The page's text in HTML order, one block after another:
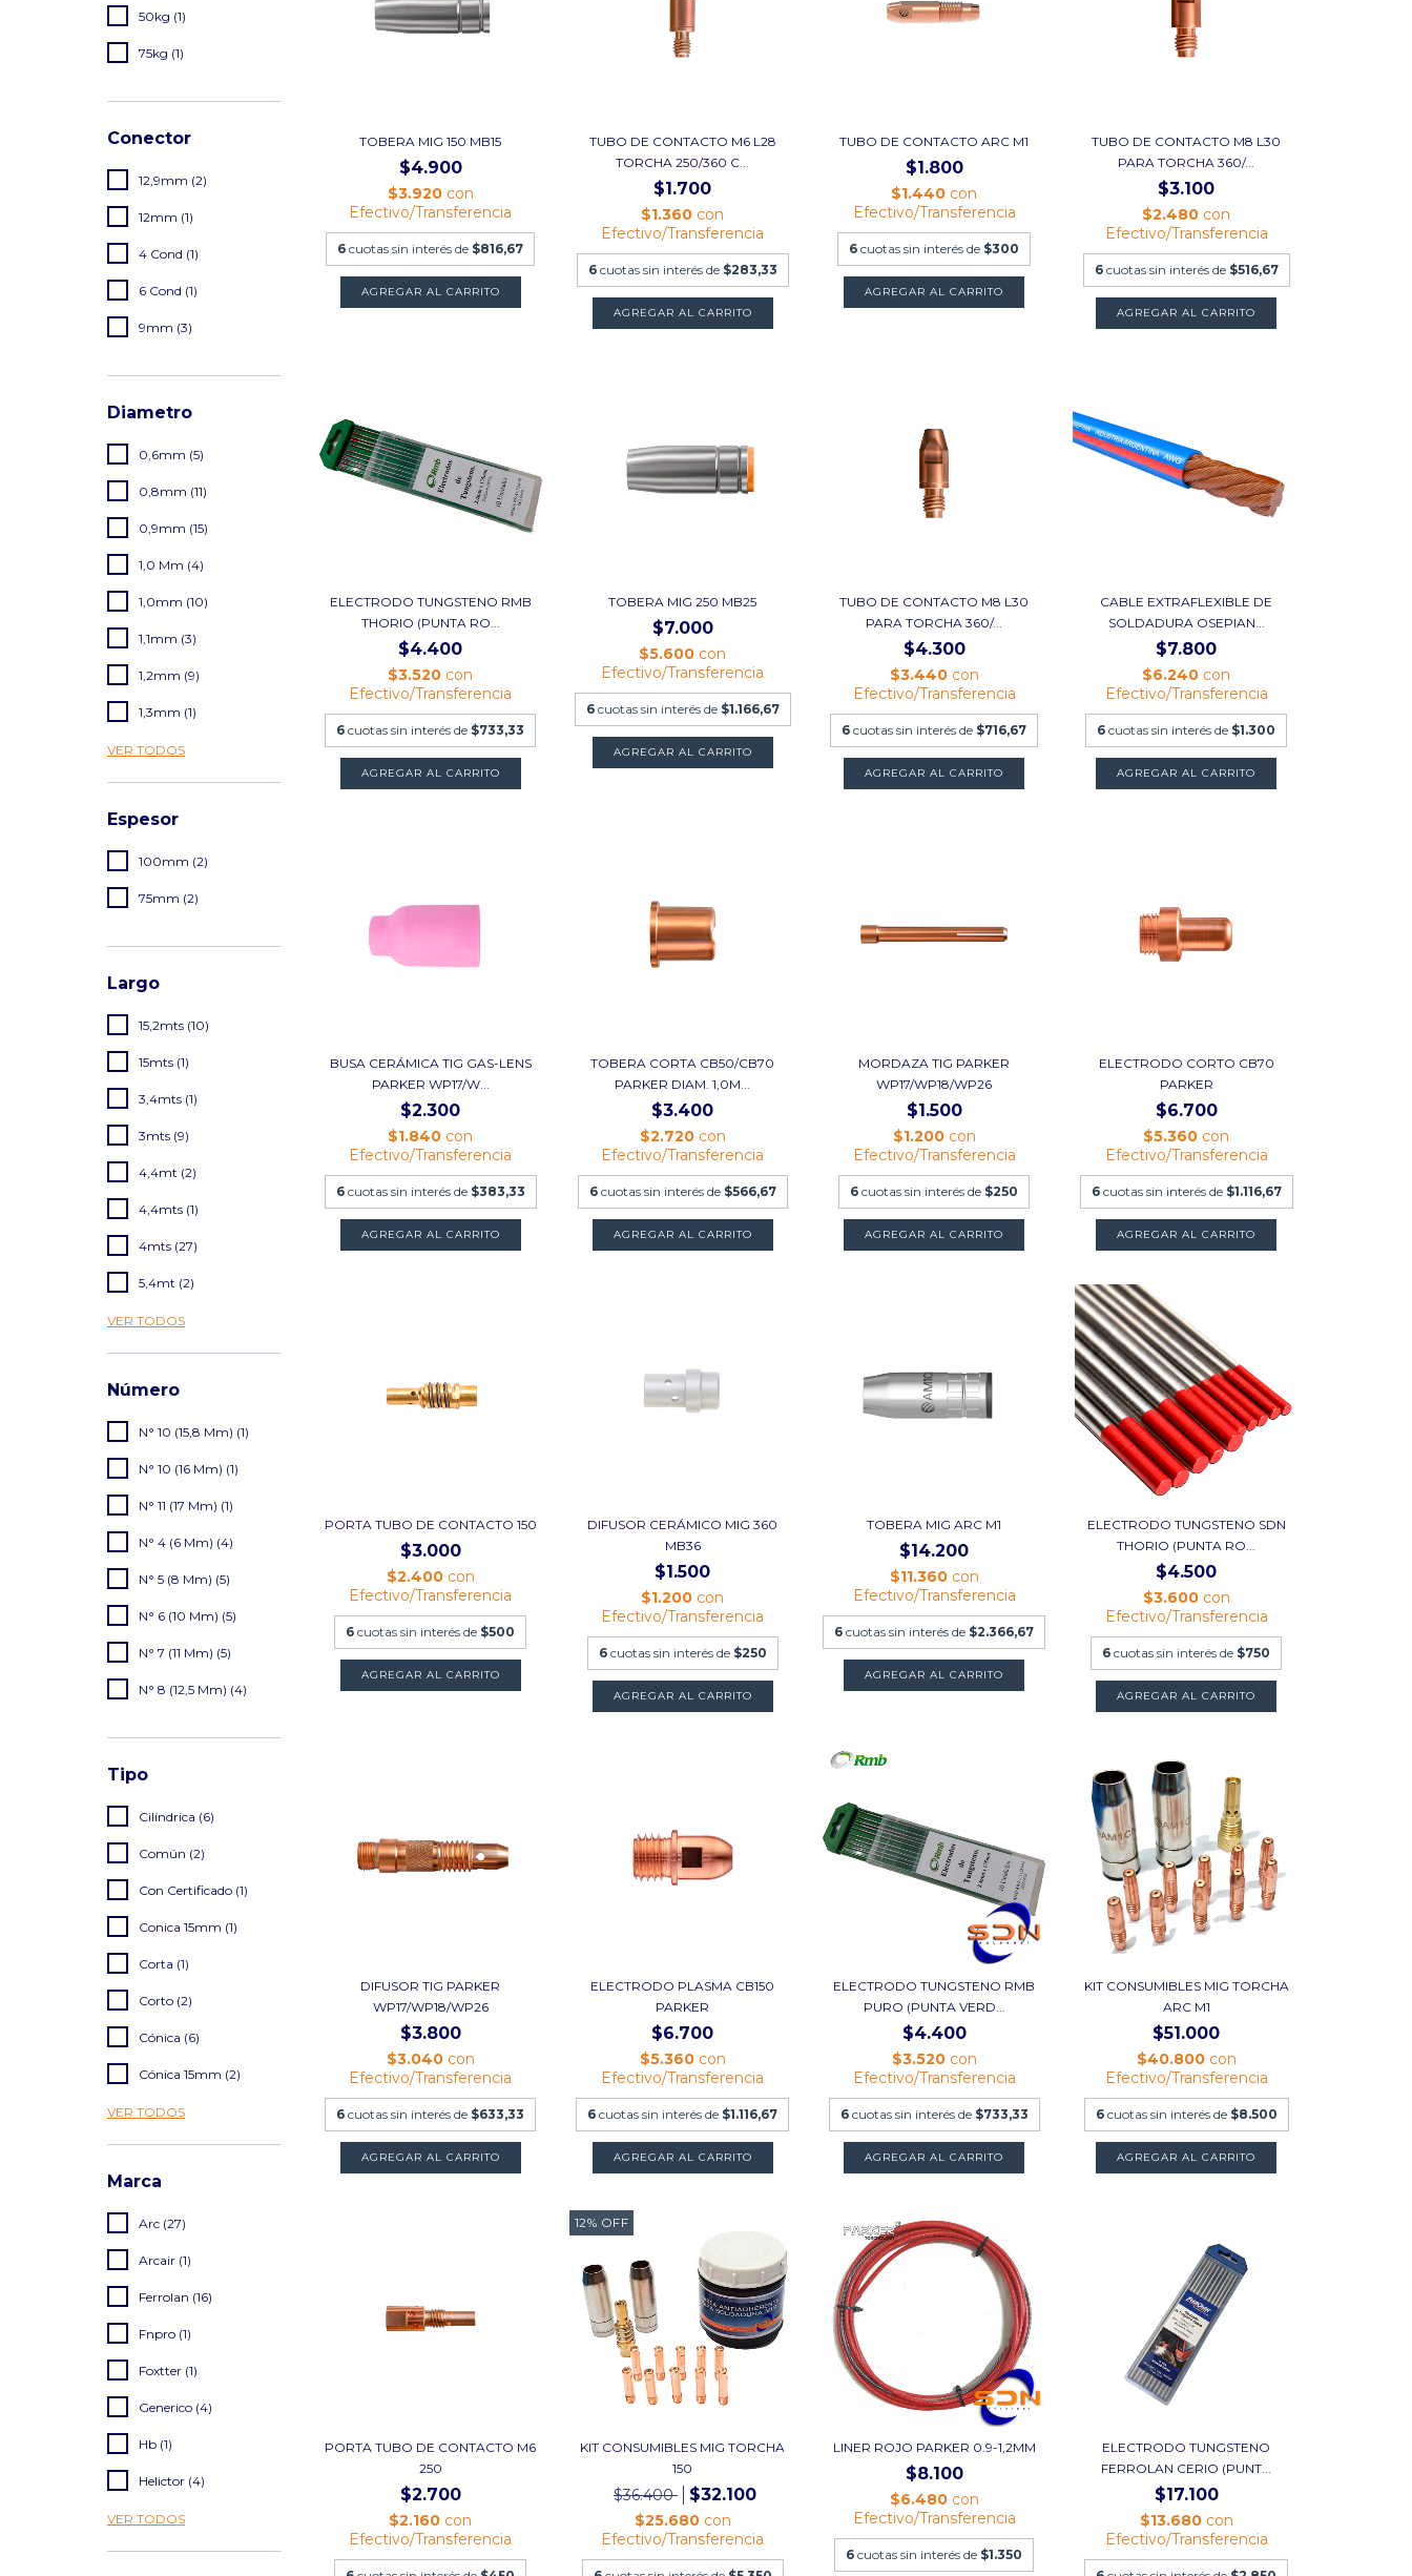
50kg (1)
75kg (1)
Conector
12,9mm (2)
12mm (1)
4 Cond (1)
6 Cond (1)
9mm (3)
Diametro
0,6mm (5)
0,8mm (11)
0,9mm (15)
1,0 Mm (4)
1,0mm (10)
1,1mm (3)
1,2mm (9)
1,3mm (1)
VER TODOS
Espesor
100mm (2)
75mm (2)
Largo
15,2mts (10)
15mts (1)
3,4mts (1)
3mts (9)
4,4mt (2)
4,4mts (1)
4mts (27)
5,4mt (2)
VER TODOS
Número
N° 10 (15,8 Mm) (1)
N° 10 (16 Mm) (1)
N° 11 (17 Mm) (1)
N° 4 (6 Mm) (4)
N° 5 (8 Mm) (5)
N° 6 (10 Mm) (5)
N° 7 (11 Mm) (5)
N° 8 (12,5 Mm) (4)
Tipo
Cilíndrica (6)
Común (2)
Con Certificado (1)
Conica 15mm (1)
Corta (1)
Corto (2)
Cónica (6)
Cónica 15mm (2)
VER TODOS
Marca
Arc (27)
Arcair (1)
Ferrolan (16)
Fnpro (1)
Foxtter (1)
Generico (4)
Hb (1)
Helictor (4)
VER TODOS
TOBERA MIG 150 MB15
$4.900
$3.920 con
Efectivo/Transferencia
6 cuotas sin interés de $816,67
AGREGAR AL CARRITO
TUBO DE CONTACTO M6 L28
TORCHA 250/360 C...
$1.700
$1.360 con
Efectivo/Transferencia
6 cuotas sin interés de $283,33
AGREGAR AL CARRITO
TUBO DE CONTACTO ARC M1
$1.800
$1.440 con
Efectivo/Transferencia
6 cuotas sin interés de $300
AGREGAR AL CARRITO
TUBO DE CONTACTO M8 L30
PARA TORCHA 360/...
$3.100
$2.480 con
Efectivo/Transferencia
6 cuotas sin interés de $516,67
AGREGAR AL CARRITO
ELECTRODO TUNGSTENO RMB
THORIO (PUNTA RO...
$4.400
$3.520 con
Efectivo/Transferencia
6 cuotas sin interés de $733,33
AGREGAR AL CARRITO
TOBERA MIG 250 MB25
$7.000
$5.600 con
Efectivo/Transferencia
6 cuotas sin interés de $1.166,67
AGREGAR AL CARRITO
TUBO DE CONTACTO M8 L30
PARA TORCHA 360/...
$4.300
$3.440 con
Efectivo/Transferencia
6 cuotas sin interés de $716,67
AGREGAR AL CARRITO
CABLE EXTRAFLEXIBLE DE
SOLDADURA OSEPIAN...
$7.800
$6.240 con
Efectivo/Transferencia
6 cuotas sin interés de $1.300
AGREGAR AL CARRITO
BUSA CERÁMICA TIG GAS-LENS
PARKER WP17/W...
$2.300
$1.840 con
Efectivo/Transferencia
6 cuotas sin interés de $383,33
AGREGAR AL CARRITO
TOBERA CORTA CB50/CB70
PARKER DIAM. 1,0M...
$3.400
$2.720 con
Efectivo/Transferencia
6 cuotas sin interés de $566,67
AGREGAR AL CARRITO
MORDAZA TIG PARKER
WP17/WP18/WP26
$1.500
$1.200 con
Efectivo/Transferencia
6 cuotas sin interés de $250
AGREGAR AL CARRITO
ELECTRODO CORTO CB70
PARKER
$6.700
$5.360 con
Efectivo/Transferencia
6 cuotas sin interés de $1.116,67
AGREGAR AL CARRITO
PORTA TUBO DE CONTACTO 150
$3.000
$2.400 con
Efectivo/Transferencia
6 cuotas sin interés de $500
DIFUSOR CERÁMICO MIG 360
MB36
$1.500
$1.200 con
Efectivo/Transferencia
6 cuotas sin interés de $250
AGREGAR AL CARRITO
TOBERA MIG ARC M1
$14.200
$11.360 con
Efectivo/Transferencia
6 cuotas sin interés de $2.366,67
AGREGAR AL CARRITO
ELECTRODO TUNGSTENO SDN
THORIO (PUNTA RO...
$4.500
$3.600 con
Efectivo/Transferencia
6 cuotas sin interés de $750
AGREGAR AL CARRITO
DIFUSOR TIG PARKER
WP17/WP18/WP26
$3.800
$3.040 con
Efectivo/Transferencia
6 cuotas sin interés de $633,33
AGREGAR AL CARRITO
ELECTRODO PLASMA CB150
PARKER
$6.700
$5.360 con
Efectivo/Transferencia
6 cuotas sin interés de $1.116,67
ELECTRODO TUNGSTENO RMB
PURO (PUNTA VERD...
$4.400
$3.520 con
Efectivo/Transferencia
6 cuotas sin interés de $733,33
AGREGAR AL CARRITO
KIT CONSUMIBLES MIG TORCHA
ARC M1
$51.000
$40.800 con
Efectivo/Transferencia
6 cuotas sin interés de $8.500
AGREGAR AL CARRITO
PORTA TUBO DE CONTACTO M6
250
$2.700
$2.160 con
Efectivo/Transferencia
12% OFF
KIT CONSUMIBLES MIG TORCHA
150
$36.400 $32.100
$25.680 con
Efectivo/Transferencia
LINER ROJO PARKER 0.9-1,2MM
$8.100
$6.480 con
Efectivo/Transferencia
6 cuotas sin interés de $1.350
ELECTRODO TUNGSTENO
FERROLAN CERIO (PUNT...
$17.100
$13.680 con
Efectivo/Transferencia